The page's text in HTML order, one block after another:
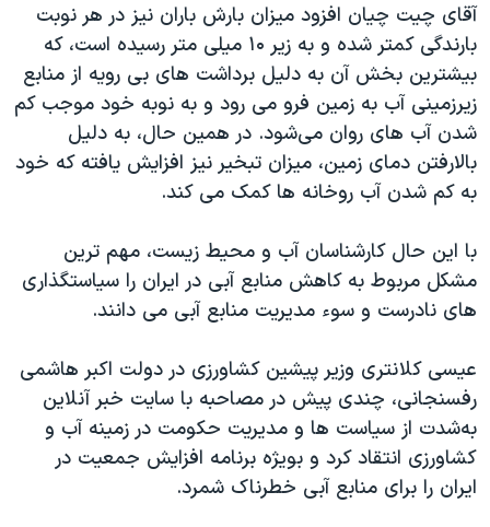
آقای چیت چیان افزود میزان بارش باران نیز در هر نوبت
بارندگی کمتر شده و به زیر ۱۰ میلی متر رسیده است، که
بیشترین بخش آن به دلیل برداشت های بی رویه از منابع
زیرزمینی آب به زمین فرو می رود و به نوبه خود موجب کم
شدن آب های روان می‌شود. در همین حال، به دلیل
بالارفتن دمای زمین، میزان تبخیر نیز افزایش یافته که خود
به کم شدن آب روخانه ها کمک می کند.
با این حال کارشناسان آب و محیط زیست، مهم ترین
مشکل مربوط به کاهش منابع آبی در ایران را سیاستگذاری
های نادرست و سوء مدیریت منابع آبی می دانند.
عیسی کلانتری وزیر پیشین کشاورزی در دولت اکبر هاشمی
رفسنجانی، چندی پیش در مصاحبه با سایت خبر آنلاین
به‌شدت از سیاست ها و مدیریت حکومت در زمینه آب و
کشاورزی انتقاد کرد و بویژه برنامه افزایش جمعیت در
ایران را برای منابع آبی خطرناک شمرد.